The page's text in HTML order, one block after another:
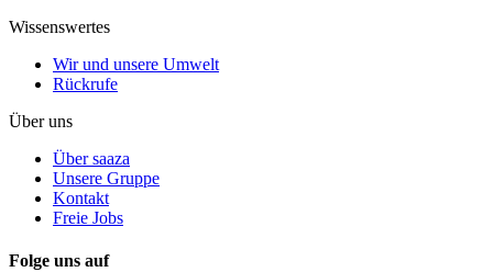
Wissenswertes
Wir und unsere Umwelt
Rückrufe
Über uns
Über saaza
Unsere Gruppe
Kontakt
Freie Jobs
Folge uns auf